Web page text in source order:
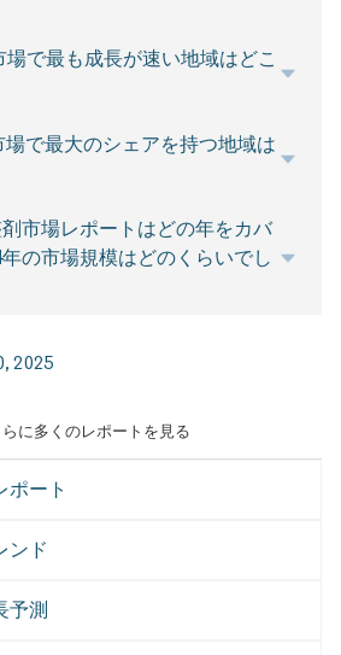
で最も成長が速い地域はどこ
で最大のシェアを持つ地域は
市場レポートはどの年をカバ
の市場規模はどのくらいでし
2025
らに多くのレポートを見る
ポート
ンド
予測